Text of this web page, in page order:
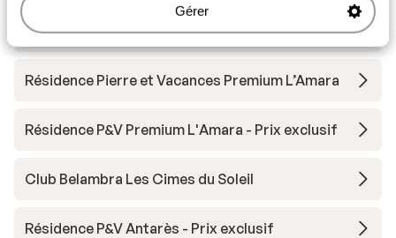
Gérer
SOWELL COLLECTION Hôtel des Dromonts &
Spa
Résidence Pierre et Vacances Premium L’Amara
Résidence P&V Premium L'Amara - Prix exclusif
Club Belambra Les Cimes du Soleil
Résidence P&V Antarès - Prix exclusif